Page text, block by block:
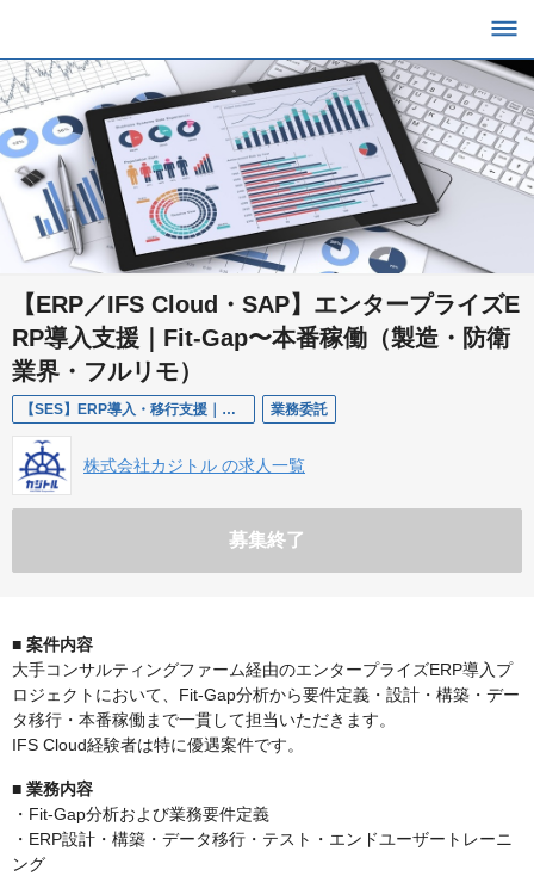
【ERP／IFS Cloud・SAP】エンタープライズE
RP導入支援｜Fit-Gap〜本番稼働（製造・防衛
業界・フルリモ）
【SES】ERP導入・移行支援｜大手コンサルティングファーム経由 業務委託
株式会社カジトル の求人一覧
募集終了
■ 案件内容
大手コンサルティングファーム経由のエンタープライズERP導入プ
ロジェクトにおいて、Fit-Gap分析から要件定義・設計・構築・デー
タ移行・本番稼働まで一貫して担当いただきます。
IFS Cloud経験者は特に優遇案件です。
■ 業務内容
・Fit-Gap分析および業務要件定義
・ERP設計・構築・データ移行・テスト・エンドユーザートレーニ
ング